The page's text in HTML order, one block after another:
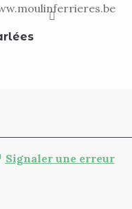
Signaler une erreur